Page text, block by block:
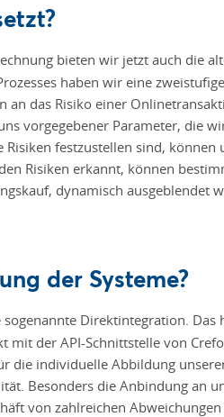
bieten wir jetzt auch die
haben wir eine
das Risiko einer
vorgegebener Parameter, die
festzustellen sind, können
Risiken erkannt, können
dynamisch ausgeblendet
der Systeme?
Direktintegration. Das
der API-Schnittstelle von
die individuelle Abbildung
Besonders die Anbindung an
von zahlreichen Abweichungen